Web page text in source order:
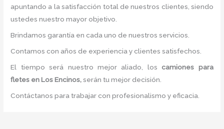
apuntando a la satisfacción total de nuestros clientes, siendo
ustedes nuestro mayor objetivo.
Brindamos garantía en cada uno de nuestros servicios.
Contamos con años de experiencia y clientes satisfechos.
El tiempo será nuestro mejor aliado, los camiones para
fletes en Los Encinos,serán tu mejor decisión.
Contáctanos para trabajar con profesionalismo y eficacia.